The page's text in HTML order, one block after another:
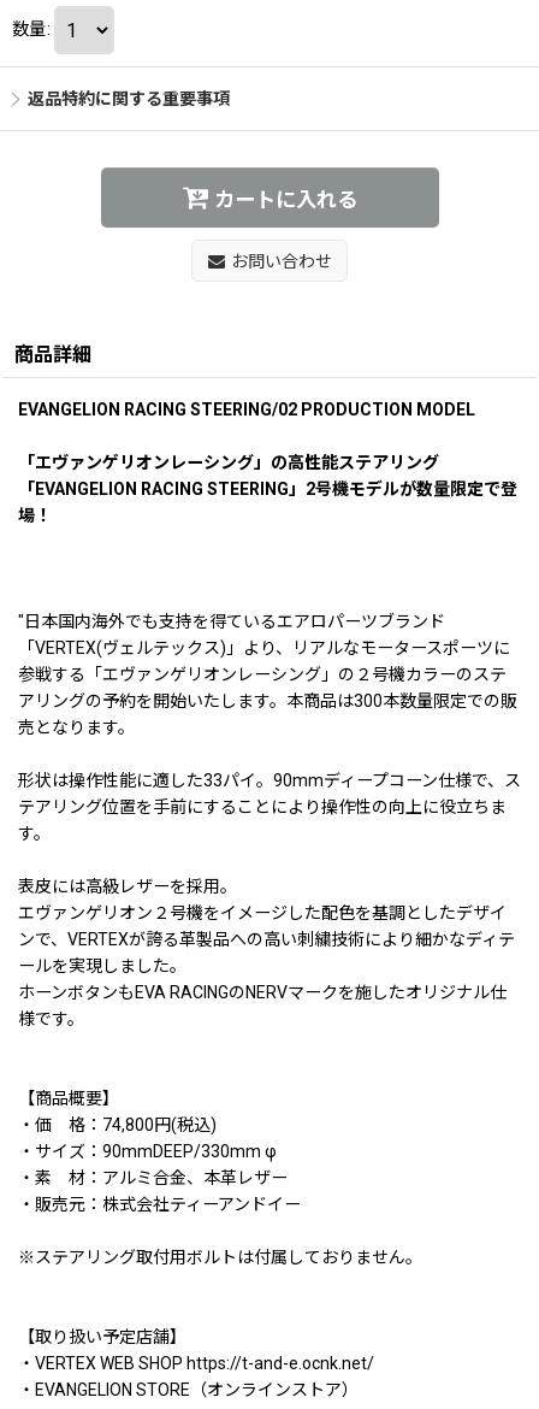
数量:
返品特約に関する重要事項
カートに入れる
お問い合わせ
商品詳細
EVANGELION RACING STEERING/02 PRODUCTION MODEL
「エヴァンゲリオンレーシング」の高性能ステアリング
「EVANGELION RACING STEERING」2号機モデルが数量限定で登
場！
"日本国内海外でも支持を得ているエアロパーツブランド
「VERTEX(ヴェルテックス)」より、リアルなモータースポーツに
参戦する「エヴァンゲリオンレーシング」の２号機カラーのステ
アリングの予約を開始いたします。本商品は300本数量限定での販
売となります。
形状は操作性能に適した33パイ。90mmディープコーン仕様で、ス
テアリング位置を手前にすることにより操作性の向上に役立ちま
す。
表皮には高級レザーを採用。
エヴァンゲリオン２号機をイメージした配色を基調としたデザイ
ンで、VERTEXが誇る革製品への高い刺繍技術により細かなディテ
ールを実現しました。
ホーンボタンもEVA RACINGのNERVマークを施したオリジナル仕
様です。
【商品概要】
・価 格：74,800円(税込)
・サイズ：90mmDEEP/330mm φ
・素 材：アルミ合金、本革レザー
・販売元：株式会社ティーアンドイー
※ステアリング取付用ボルトは付属しておりません。
【取り扱い予定店舗】
・VERTEX WEB SHOP https://t-and-e.ocnk.net/
・EVANGELION STORE（オンラインストア）